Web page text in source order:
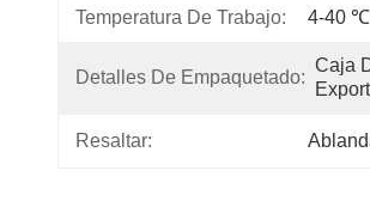
Temperatura De Trabajo: 4-40 ℃
Detalles De Empaquetado:
Caja
Resaltar: